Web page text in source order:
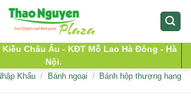
Châu Âu - KĐT Mỗ Lao Hà Đông - Hà
Nội.
Khẩu / Bánh ngoại / Bánh hộp thượng hạng